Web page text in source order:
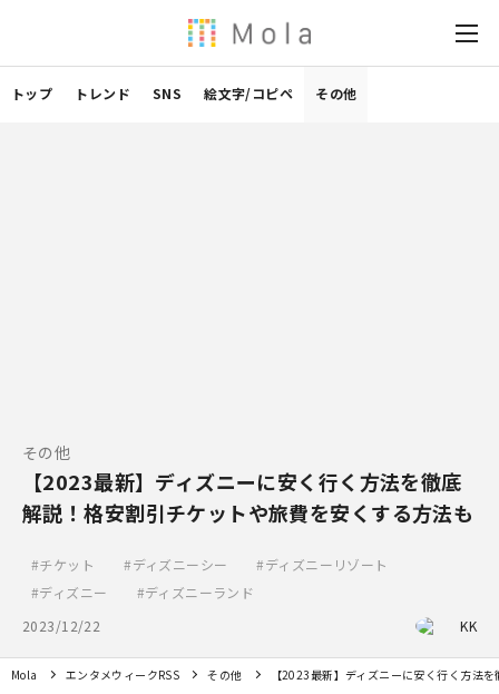
トップ トレンド SNS 絵文字/コピペ その他
その他
【2023最新】ディズニーに安く行く方法を徹底
解説！格安割引チケットや旅費を安くする方法も
チケット ディズニーシー
ディズニーリゾート
ディズニー
ディズニーランド
2023/12/22
KK
Mola エンタメウィークRSS その他 【2023最新】ディズニーに安く行く方法